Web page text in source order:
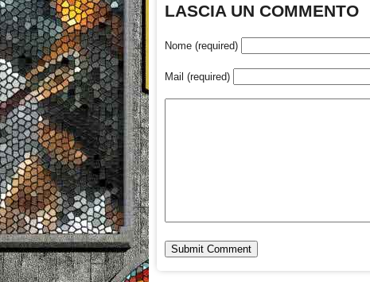
LASCIA UN COMMENTO
Nome (required)
Mail (required)